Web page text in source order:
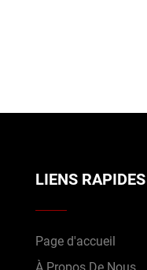
LIENS RAPIDES
Page d'accueil
À Propos De Nous